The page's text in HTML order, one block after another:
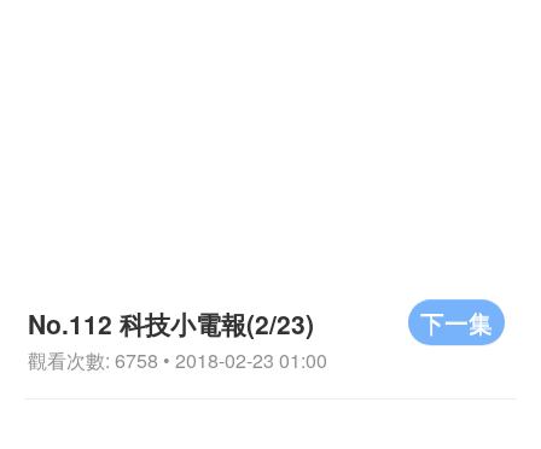
下一集
No.112 科技小電報(2/23)
觀看次數: 6758 • 2018-02-23 01:00